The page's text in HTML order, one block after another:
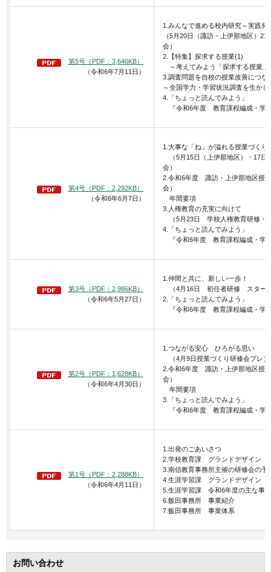
第5号（PDF：3,646KB）
（令和6年7月11日）
1.みんなで進める校内研究～実践発
（5月20日（諏訪・上伊那地区）
会）
2.【特集】探求する授業(1)
～考えてみよう「探求する授業」
3.調査問題を自校の授業改善につな
～全国学力・学習状況調査を生か
4.「ちょっと読んでみよう」
『令和6年度 教育課程編成・学
第4号（PDF：2,292KB）
（令和6年6月7日）
1.大事な「ね」が溢れる授業づくり
（5月15日（上伊那地区）・17
会）
2.令和6年度 諏訪・上伊那地区授
会）
年間要項
3.人権教育の充実に向けて
（5月23日 学校人権教育研修・
4.「ちょっと読んでみよう」
『令和6年度 教育課程編成・学
第3号（PDF：2,986KB）
（令和6年5月27日）
1.仲間と共に、新しい一歩！
（4月16日 初任者研修 スター
2.「ちょっと読んでみよう」
『令和6年度 教育課程編成・学
第2号（PDF：1,628KB）
（令和6年4月30日）
1.つながる安心 ひろがる思い
（4月9日授業づくり研修会プレ）
2.令和6年度 諏訪・上伊那地区授
会）
年間要項
3.「ちょっと読んでみよう」
『令和6年度 教育課程編成・学
第1号（PDF：2,288KB）
（令和6年4月11日）
1.出発のごあいさつ
2.学校教育課 グランドデザイン
3.南信教育事務所主催の研修会の予
4.生涯学習課 グランドデザイン
5.生涯学習課 令和6年度の主な事
6.飯田事務所 事業紹介
7.飯田事務所 事業体系
お問い合わせ